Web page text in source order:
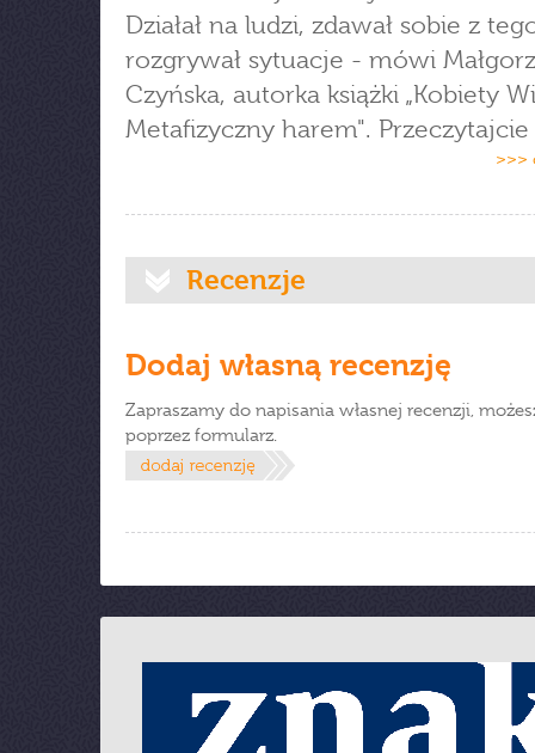
Działał na ludzi, zdawał sobie z
rozgrywał sytuacje - mówi
Czyńska, autorka książki „Kobiety
Metafizyczny harem".
>>>
Recenzje
Dodaj własną recenzję
Zapraszamy do napisania własnej recenzji,
poprzez formularz.